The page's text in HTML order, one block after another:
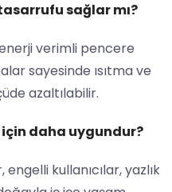
sağlar mı?
verimli pencere
sayesinde ısıtma ve
azaltılabilir.
için daha uygundur?
kullanıcılar, yazlık